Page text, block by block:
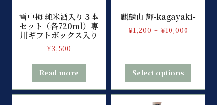
雪中梅 純米酒入り３本
セット（各720ml）専
用ギフトボックス入り
¥3,500
Read more
麒麟山 輝-kagayaki-
¥1,200 – ¥10,000
Select options